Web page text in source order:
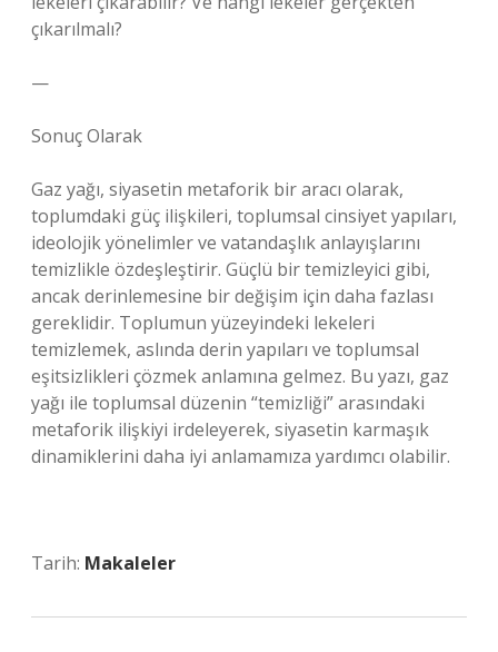
çıkarılmalı?
—
Sonuç Olarak
Gaz yağı, siyasetin metaforik bir aracı olarak,
toplumdaki güç ilişkileri, toplumsal cinsiyet yapıları,
ideolojik yönelimler ve vatandaşlık anlayışlarını
temizlikle özdeşleştirir. Güçlü bir temizleyici gibi,
ancak derinlemesine bir değişim için daha fazlası
gereklidir. Toplumun yüzeyindeki lekeleri
temizlemek, aslında derin yapıları ve toplumsal
eşitsizlikleri çözmek anlamına gelmez. Bu yazı, gaz
yağı ile toplumsal düzenin “temizliği” arasındaki
metaforik ilişkiyi irdeleyerek, siyasetin karmaşık
dinamiklerini daha iyi anlamamıza yardımcı olabilir.
Tarih: Makaleler